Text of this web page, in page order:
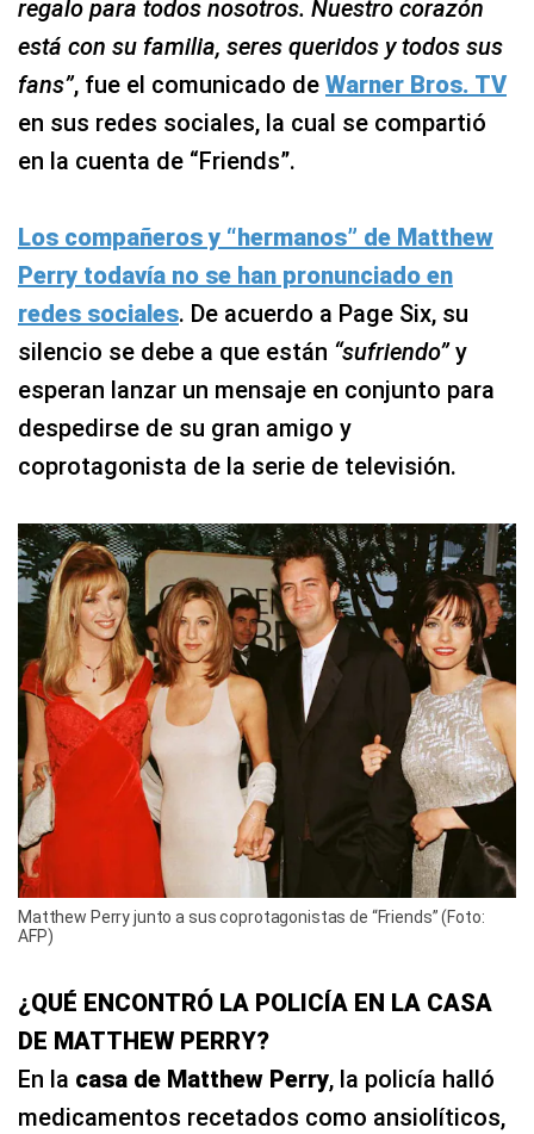
regalo para todos nosotros. Nuestro corazón
está con su familia, seres queridos y todos sus
fans”, fue el comunicado de Warner Bros. TV
en sus redes sociales, la cual se compartió
en la cuenta de “Friends”.
Los compañeros y “hermanos” de Matthew
Perry todavía no se han pronunciado en
redes sociales. De acuerdo a Page Six, su
silencio se debe a que están “sufriendo”y
esperan lanzar un mensaje en conjunto para
despedirse de su gran amigo y
coprotagonista de la serie de televisión.
Matthew Perry junto a sus coprotagonistas de “Friends” (Foto:
AFP)
¿QUÉ ENCONTRÓ LA POLICÍA EN LA CASA
DE MATTHEW PERRY?
En la casa de Matthew Perry, la policía halló
medicamentos recetados como ansiolíticos,